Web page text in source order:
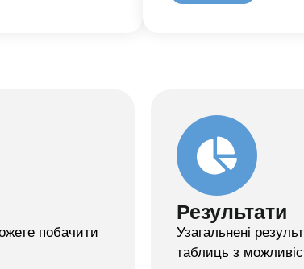
побачити
Результати
Узагальнені
таблиць з